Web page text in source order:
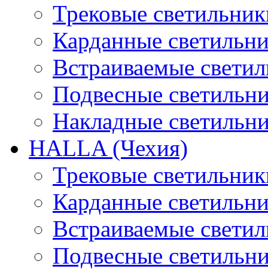
Трековые
Карданные
Встраиваемые
Подвесные
Накладные
HALLA (Чехия)
Трековые
Карданные
Встраиваемые
Подвесные